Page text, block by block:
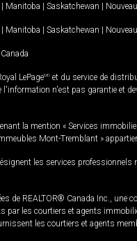
| Manitoba | Saskatchewan |
| Manitoba | Saskatchewan |
LePageMD et du service de
n'est pas garantie et
la mention « Services
Mont-Tremblant »
les services
de REALTOR® Canada Inc.,
les courtiers et agents
les courtiers et agents